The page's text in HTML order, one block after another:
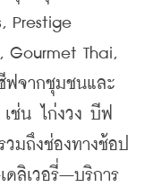
Prestige
Gourmet Thai,
ฟจากชุมชนและ
ช่น ไก่งวง บีฟ
มถึงช่องทางช้อป
ลิเวอรี่–บริการ